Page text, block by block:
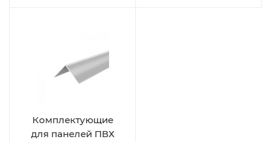
Комплектующие
для панелей ПВХ